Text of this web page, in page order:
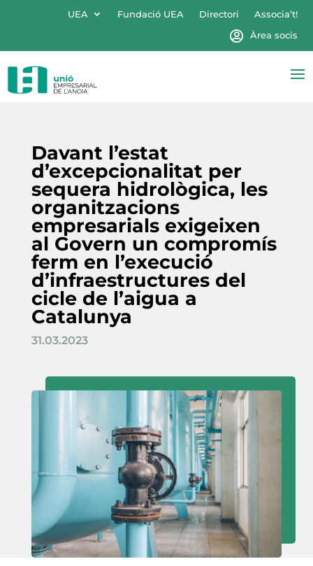
UEA Fundació UEA Directori
Associa’t!
Àrea socis
Davant l’estat
d’excepcionalitat per
sequera hidrològica, les
organitzacions
empresarials exigeixen
al Govern un compromís
ferm en l’execució
d’infraestructures del
cicle de l’aigua a
Catalunya
31.03.2023